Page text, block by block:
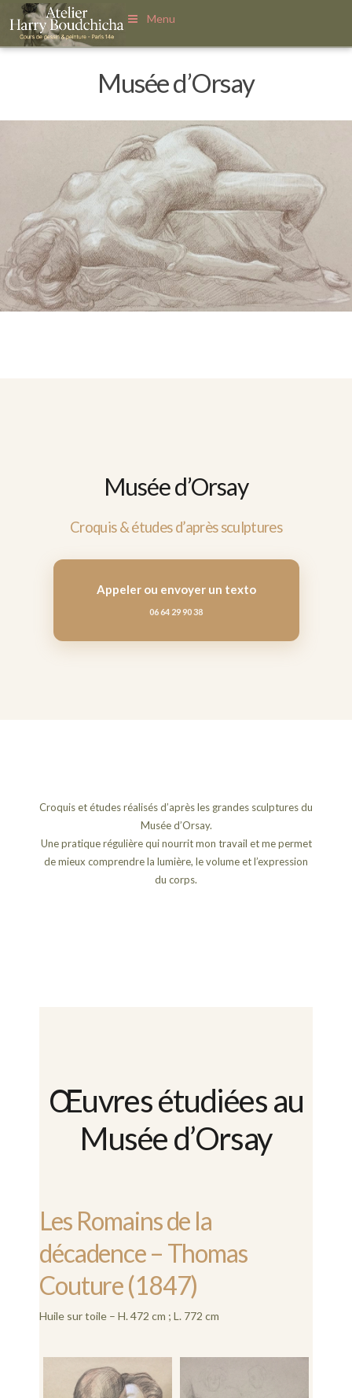
Menu
Musée d’Orsay
Musée d’Orsay
Croquis & études d’après sculptures
Appeler ou envoyer un texto
06 64 29 90 38
Croquis et études réalisés d’après les grandes sculptures du
Musée d’Orsay.
Une pratique régulière qui nourrit mon travail et me permet
de mieux comprendre la lumière, le volume et l’expression
du corps.
Œuvres étudiées au
Musée d’Orsay
Les Romains de la
décadence – Thomas
Couture (1847)
Huile sur toile – H. 472 cm ; L. 772 cm